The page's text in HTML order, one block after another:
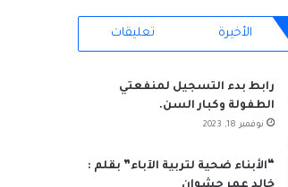
RSS
الأخيرة تعليقات
رابط بدء التسجيل لمنفعتي
الطفولة وكبار السن.
نوفمبر 18, 2023
“الأبناء ضحية لتربية الآباء” بقلم :